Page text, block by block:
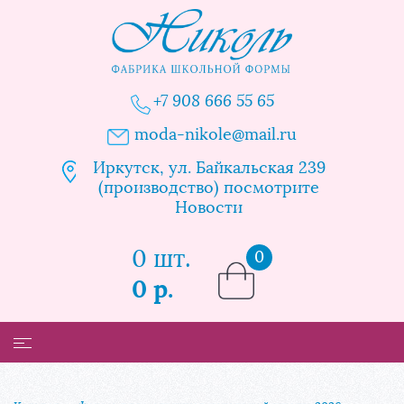
+7 908 666 55 65
moda-nikole@mail.ru
Иркутск, ул. Байкальская 239
(производство) посмотрите
Новости
0 шт.
0 р.
0
Таблица размеров